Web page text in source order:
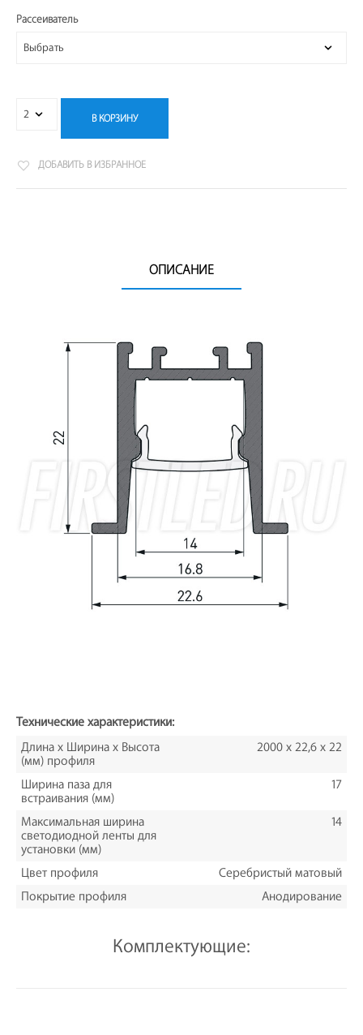
Рассеиватель
В КОРЗИНУ
ДОБАВИТЬ В ИЗБРАННОЕ
ОПИСАНИЕ
Технические характеристики:
Длина х Ширина х Высота
(мм) профиля
2000 x 22,6 х 22
Ширина паза для
встраивания (мм)
17
Максимальная ширина
светодиодной ленты для
установки (мм)
14
Цвет профиля
Серебристый матовый
Покрытие профиля
Анодирование
Комплектующие: